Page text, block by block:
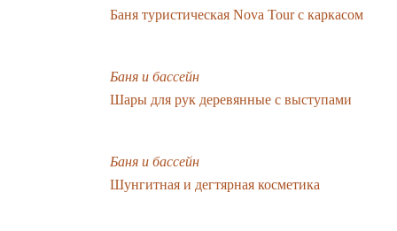
Баня туристическая Nova Tour с каркасом
Баня и бассейн
Шары для рук деревянные с выступами
Баня и бассейн
Шунгитная и дегтярная косметика